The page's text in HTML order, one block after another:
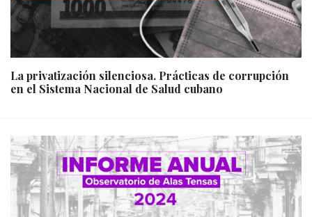
La privatización silenciosa. Prácticas de corrupción
en el Sistema Nacional de Salud cubano